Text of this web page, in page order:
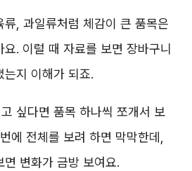
류, 과일류처럼 체감이 큰 품목은
. 이럴 때 자료를 보면 장바구니
지 이해가 되죠.
싶다면 품목 하나씩 쪼개서 보
에 전체를 보려 하면 막막한데,
변화가 금방 보여요.